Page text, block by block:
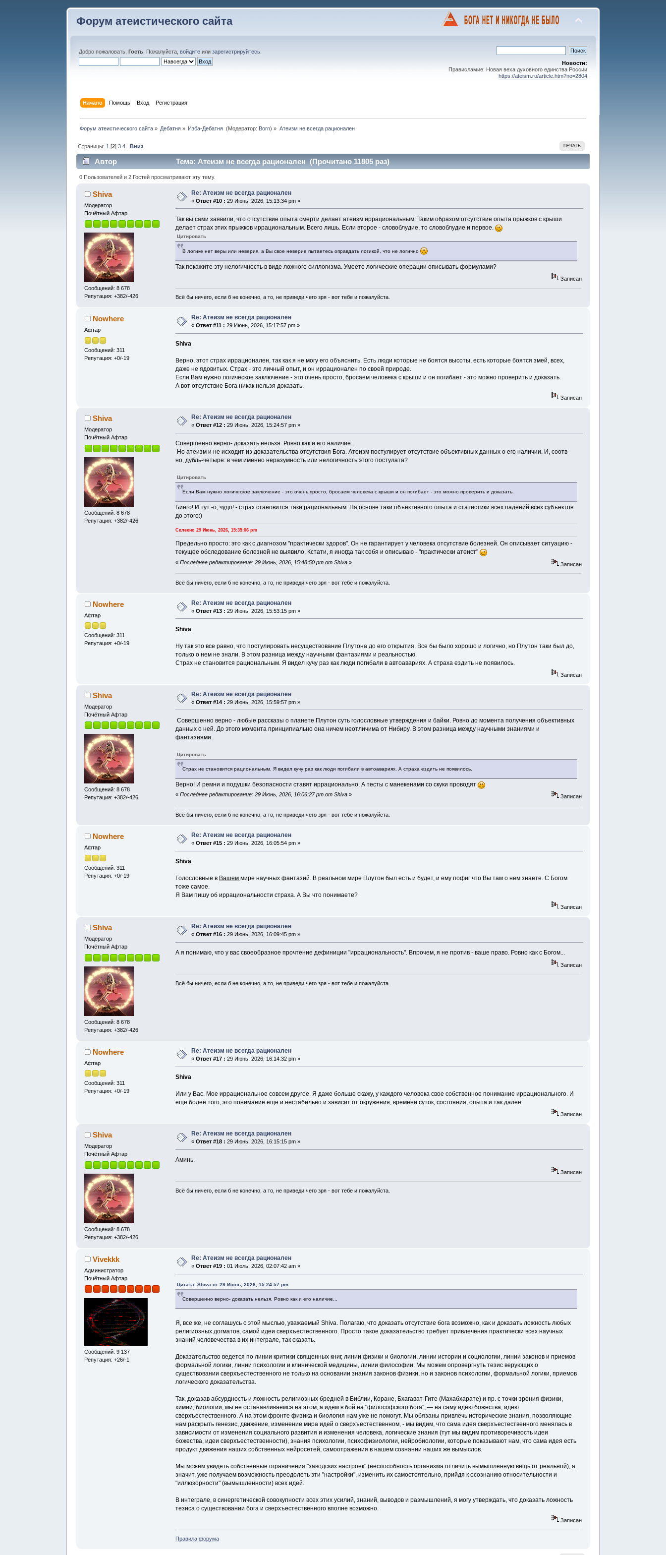
Форум атеистического сайта
Добро пожаловать,Гость . Пожалуйста,войдите илизарегистрируйтесь
Новости:
Прависламие: Новая веха духовного единства России
https://ateism.ru/article.htm?no=2804
Начало Помощь Вход Регистрация
Форум атеистического сайта» Дебатня» Изба-Дебатня (Модератор: Born) » Атеизм не всегда рационален
ПЕЧАТЬ
Страницы: 1 [2] 3 4 Вниз
Автор Тема: Атеизм не всегда рационален (Прочитано 11805 раз)
0 Пользователей и 2 Гостей просматривают эту тему.
Shiva
Модератор
Почётный Афтар
Сообщений: 8 678
Репутация: +382/-426
Re: Атеизм не всегда рационален
«Ответ #10 : 29 Июнь, 2026, 15:13:34 pm »
Так вы сами заявили, что отсутствие опыта смерти делает атеизм иррациональным. Таким образом отсутствие опыта прыжков с крыши
делает страх этих прыжков иррациональным. Всего лишь. Если второе - словоблудие, то словоблудие и первое.
Цитировать
В логике нет веры или неверия, а Вы свое неверие пытаетесь оправдать логикой, что не логично
Так покажите эту нелогичность в виде ложного силлогизма. Умеете логические операции описывать формулами?
Записан
Всё бы ничего, если б не конечно, а то, не приведи чего зря - вот тебе и пожалуйста.
Nowhere
Афтар
Сообщений: 311
Репутация: +0/-19
Re: Атеизм не всегда рационален
«Ответ #11 : 29 Июнь, 2026, 15:17:57 pm »
Shiva
Верно, этот страх иррационален, так как я не могу его объяснить. Есть люди которые не боятся высоты, есть которые боятся змей, всех,
даже не ядовитых. Страх - это личный опыт, и он иррационален по своей природе.
Если Вам нужно логическое заключение - это очень просто, бросаем человека с крыши и он погибает - это можно проверить и доказать.
А вот отсутствие Бога никак нельзя доказать.
Записан
Shiva
Модератор
Почётный Афтар
Сообщений: 8 678
Репутация: +382/-426
Re: Атеизм не всегда рационален
«Ответ #12 : 29 Июнь, 2026, 15:24:57 pm »
Совершенно верно- доказать нельзя. Ровно как и его наличие...
Но атеизм и не исходит из доказательства отсутствия Бога. Атеизм постулирует отсутствие объективных данных о его наличии. И, соотв-
но, дубль-четыре: в чем именно неразумность или нелогичность этого постулата?
Цитировать
Если Вам нужно логическое заключение - это очень просто, бросаем человека с крыши и он погибает - это можно проверить и доказать.
Бинго! И тут -о, чудо! - страх становится таки рациональным. На основе таки объективного опыта и статистики всех падений всех субъектов
до этого:)
Склеено 29 Июнь, 2026, 15:35:06 pm
Предельно просто: это как с диагнозом "практически здоров". Он не гарантирует у человека отсутствие болезней. Он описывает ситуацию -
текущее обследование болезней не выявило. Кстати, я иногда так себя и описываю - "практически атеист"
«Последнее редактирование: 29 Июнь, 2026, 15:48:50 pm от Shiva » Записан
Всё бы ничего, если б не конечно, а то, не приведи чего зря - вот тебе и пожалуйста.
Nowhere
Афтар
Сообщений: 311
Репутация: +0/-19
Re: Атеизм не всегда рационален
«Ответ #13 : 29 Июнь, 2026, 15:53:15 pm »
Shiva
Ну так это все равно, что постулировать несуществование Плутона до его открытия. Все бы было хорошо и логично, но Плутон таки был до,
только о нем не знали. В этом разница между научными фантазиями и реальностью.
Страх не становится рациональным. Я видел кучу раз как люди погибали в автоавариях. А страха ездить не появилось.
Записан
Shiva
Модератор
Почётный Афтар
Сообщений: 8 678
Репутация: +382/-426
Re: Атеизм не всегда рационален
«Ответ #14 : 29 Июнь, 2026, 15:59:57 pm »
Совершенно верно - любые рассказы о планете Плутон суть голословные утверждения и байки. Ровно до момента получения объективных
данных о ней. До этого момента принципиально она ничем неотличима от Нибиру. В этом разница между научными знаниями и
фантазиями.
Цитировать
Страх не становится рациональным. Я видел кучу раз как люди погибали в автоавариях. А страха ездить не появилось.
Верно! И ремни и подушки безопасности ставят иррационально. А тесты с манекенами со скуки проводят
«Последнее редактирование: 29 Июнь, 2026, 16:06:27 pm от Shiva » Записан
Всё бы ничего, если б не конечно, а то, не приведи чего зря - вот тебе и пожалуйста.
Nowhere
Афтар
Сообщений: 311
Репутация: +0/-19
Re: Атеизм не всегда рационален
«Ответ #15 : 29 Июнь, 2026, 16:05:54 pm »
Shiva
Голословные в Вашеммире научных фантазий. В реальном мире Плутон был есть и будет, и ему пофиг что Вы там о нем знаете. С Богом
тоже самое.
Я Вам пишу об иррациональности страха. А Вы что понимаете?
Записан
Shiva
Модератор
Почётный Афтар
Сообщений: 8 678
Репутация: +382/-426
Re: Атеизм не всегда рационален
«Ответ #16 : 29 Июнь, 2026, 16:09:45 pm »
А я понимаю, что у вас своеобразное прочтение дефиниции "иррациональность". Впрочем, я не против - ваше право. Ровно как с Богом...
Записан
Всё бы ничего, если б не конечно, а то, не приведи чего зря - вот тебе и пожалуйста.
Nowhere
Афтар
Сообщений: 311
Репутация: +0/-19
Re: Атеизм не всегда рационален
«Ответ #17 : 29 Июнь, 2026, 16:14:32 pm »
Shiva
Или у Вас. Мое иррациональное совсем другое. Я даже больше скажу, у каждого человека свое собственное понимание иррационального. И
еще более того, это понимание еще и нестабильно и зависит от окружения, времени суток, состояния, опыта и так далее.
Записан
Shiva
Модератор
Почётный Афтар
Сообщений: 8 678
Репутация: +382/-426
Re: Атеизм не всегда рационален
«Ответ #18 : 29 Июнь, 2026, 16:15:15 pm »
Аминь.
Записан
Всё бы ничего, если б не конечно, а то, не приведи чего зря - вот тебе и пожалуйста.
Vivekkk
Администратор
Почётный Афтар
Сообщений: 9 137
Репутация: +26/-1
Re: Атеизм не всегда рационален
«Ответ #19 : 01 Июль, 2026, 02:07:42 am »
Цитата: Shiva от 29 Июнь, 2026, 15:24:57 pm
Совершенно верно- доказать нельзя. Ровно как и его наличие...
Я, все же, не соглашусь с этой мыслью, уважаемый Shiva. Полагаю, что доказать отсутствие бога возможно, как и доказать ложность любых
религиозных догматов, самой идеи сверхъестественного. Просто такое доказательство требует привлечения практически всех научных
знаний человечества в их интеграле, так сказать.
Доказательство ведется по линии критики священных книг, линии физики и биологии, линии истории и социологии, линии законов и приемов
формальной логики, линии психологии и клинической медицины, линии философии. Мы можем опровергнуть тезис верующих о
существовании сверхъестественного не только на основании знания законов физики, но и законов психологии, формальной логики, приемов
логического доказательства.
Так, доказав абсурдность и ложность религиозных бредней в Библии, Коране, Бхагават-Гите (Махабхарате) и пр. с точки зрения физики,
химии, биологии, мы не останавливаемся на этом, а идем в бой на "философского бога", — на саму идею божества, идею
сверхъестественного. А на этом фронте физика и биология нам уже не помогут. Мы обязаны привлечь исторические знания, позволяющие
нам раскрыть генезис, движение, изменение мира идей о сверхъестественном, - мы видим, что сама идея сверхъестественного менялась в
зависимости от изменения социального развития и изменения человека, логические знания (тут мы видим противоречивость идеи
божества, идеи сверхъестественности), знания психологии, психофизиологии, нейробиологии, которые показывают нам, что сама идея есть
продукт движения наших собственных нейросетей, самоотражения в нашем сознании наших же вымыслов.
Мы можем увидеть собственные ограничения "заводских настроек" (неспособность организма отличить вымышленную вещь от реальной), а
значит, уже получаем возможность преодолеть эти "настройки", изменить их самостоятельно, прийдя к осознанию относительности и
"иллюзорности" (вымышленности) всех идей.
В интеграле, в синергетической совокупности всех этих усилий, знаний, выводов и размышлений, я могу утверждать, что доказать ложность
тезиса о существовании бога и сверхъестественного вполне возможно.
Записан
Правила форума